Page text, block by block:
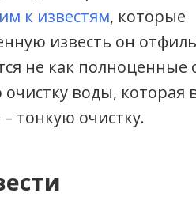
к известям, которые
известь он
не как полноценные
воды, которая
тонкую очистку.